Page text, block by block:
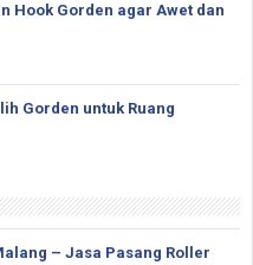
Hook Gorden agar Awet dan
Gorden untuk Ruang
– Jasa Pasang Roller